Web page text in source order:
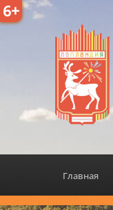
6+
Главная